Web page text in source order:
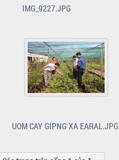
IMG_9227.JPG
UOM CAY GIPNG XA EARAL.JPG